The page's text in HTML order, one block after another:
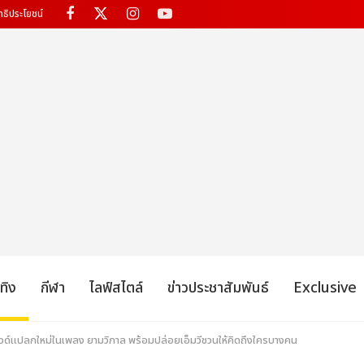
ประโยชน์
ง กีฬา ไลฟ์สไตล์ ข่าวประชาสัมพันธ์ Exclusive
ด์แปลกใหม่ในเพลง ยามวิกาล พร้อมปล่อยเอ็มวีชวนให้คิดถึงใครบางคน